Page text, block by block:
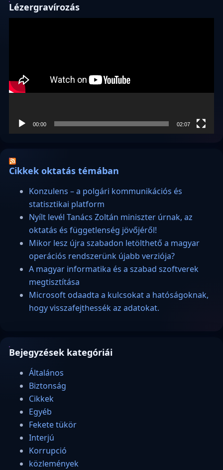
Lézergravírozás
00:00 02:07
Cikkek oktatás témában
Konzulens – a polgári kommunikációs és
statisztikai platform
Nyílt levél Tanács Zoltán miniszter úrnak, az
oktatás és függetlenség jövőjéről!
Mikor lesz újra szabadon letölthető a magyar
operációs rendszerünk újabb verziója?
A magyar informatika és a szabad szoftverek
megtisztítása
Microsoft odaadta a kulcsokat a hatóságoknak,
hogy visszafejthessék az adatokat.
Bejegyzések kategóriái
Általános
Biztonság
Cikkek
Egyéb
Fekete tükör
Interjú
Korrupció
közlemények